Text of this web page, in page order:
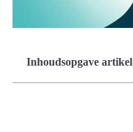
Inhoudsopgave artikel